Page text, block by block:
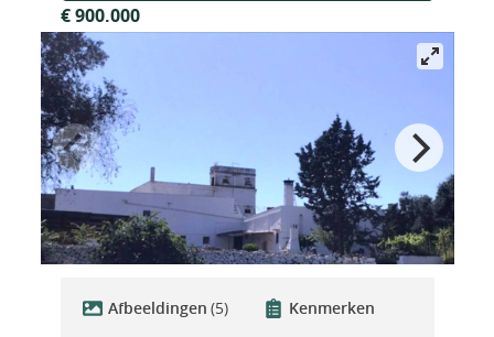
€ 900.000
Afbeeldingen (5)
Kenmerken